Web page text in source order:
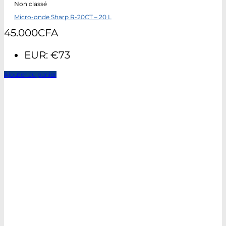
Non classé
Micro-onde Sharp R-20CT – 20 L
45.000CFA
EUR: €73
Ajouter au panier